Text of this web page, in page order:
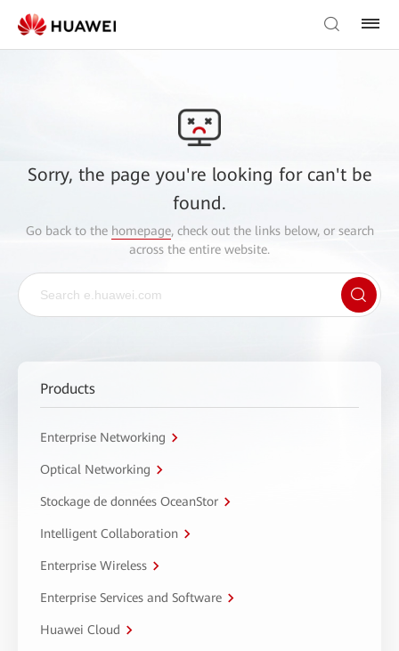
Sorry, the page you're looking for can't be
found.
Go back to the homepage, check out the links below, or search
across the entire website.
Products
Enterprise Networking
Optical Networking
Stockage de données OceanStor
Intelligent Collaboration
Enterprise Wireless
Enterprise Services and Software
Huawei Cloud